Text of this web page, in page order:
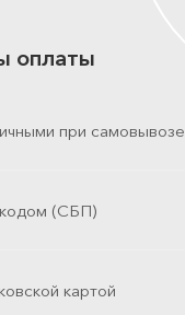
оплаты
при самовывозе
(СБП)
картой